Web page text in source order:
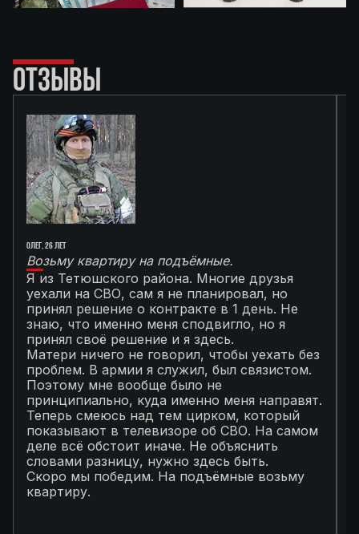
ОТЗЫВЫ
Олег, 26 лет
Возьму квартиру на подъёмные.
Я из Тетюшского района. Многие друзья
уехали на СВО, сам я не планировал, но
принял решение о контракте в 1 день. Не
знаю, что именно меня сподвигло, но я
принял своё решение и я здесь.
Матери ничего не говорил, чтобы уехать без
проблем. В армии я служил, был связистом.
Поэтому мне вообще было не
принципиально, куда именно меня направят.
Теперь смеюсь над тем цирком, который
показывают в телевизоре об СВО. На самом
деле всё обстоит иначе. Не объяснить
словами разницу, нужно здесь быть.
Скоро мы победим. На подъёмные возьму
квартиру.